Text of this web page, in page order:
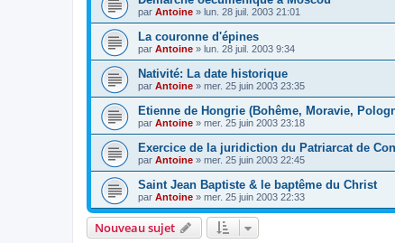
par Antoine » lun. 28 juil. 2003 21:01
La couronne d'épines
par Antoine » lun. 28 juil. 2003 9:34
Nativité: La date historique
par Antoine » mer. 25 juin 2003 23:35
Etienne de Hongrie (Bohême, Moravie,
par Antoine » mer. 25 juin 2003 23:18
Exercice de la juridiction du Patriarcat de
par Antoine » mer. 25 juin 2003 22:45
Saint Jean Baptiste & le baptême du Christ
par Antoine » mer. 25 juin 2003 22:33
Nouveau sujet